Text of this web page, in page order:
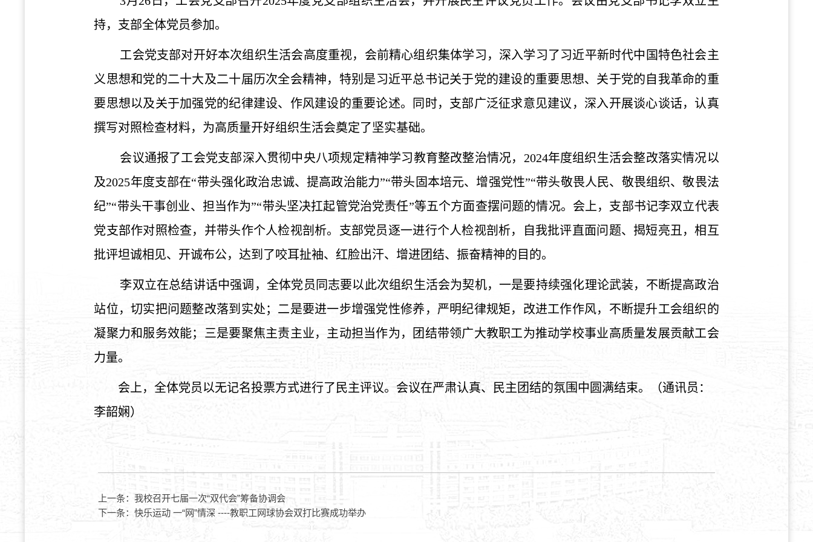
持，支部全体党员参加。
工会党支部对开好本次组织生活会高度重视，会前精心组织集体学习，深入学习了习近平新时代中国特色社会主
义思想和党的二十大及二十届历次全会精神， 特别是习近平总书记关于党的建设的重要思想、关于党的自我革命的重
要思想以及关于加强党的纪律建设、作风建设的重要论述。同时，支部广泛征求意见建议，深入开展谈心谈话，认真
撰写对照检查材料，为高质量开好组织生活会奠定了坚实基础。
会议通报了工会党支部深入贯彻中央八项规定精神学习教育整改整治情况， 2024年度组织生活会整改落实情况以
及2025年度支部在“带头强化政治忠诚、提高政治能力”“带头固本培元、增强党性”“带头敬畏人民、敬畏组织、敬畏法
纪”“带头干事创业、担当作为”“带头坚决扛起管党治党责任”等五个方面查摆问题的情况。 会上， 支部书记李双立代表
党支部作对照检查，并带头作个人检视剖析。支部党员逐一进行个人检视剖析，自我批评直面问题、揭短亮丑，相互
批评坦诚相见、开诚布公，达到了咬耳扯袖、红脸出汗、增进团结、振奋精神的目的。
李双立在总结讲话中强调， 全体党员同志要以此次组织生活会为契机，一是要持续强化理论武装，不断提高政治
站位，切实把问题整改落到实处； 二是要进一步增强党性修养，严明纪律规矩，改进工作作风，不断提升工会组织的
凝聚力和服务效能； 三是要聚焦主责主业，主动担当作为，团结带领广大教职工为推动学校事业高质量发展贡献工会
力量。
会上，全体党员以无记名投票方式进行了民主评议。会议在严肃认真、民主团结的氛围中圆满结束。（通讯员：
李韶娴）
上一条： 我校召开七届一次“双代会”筹备协调会
下一条： 快乐运动 一“网”情深 ----教职工网球协会双打比赛成功举办